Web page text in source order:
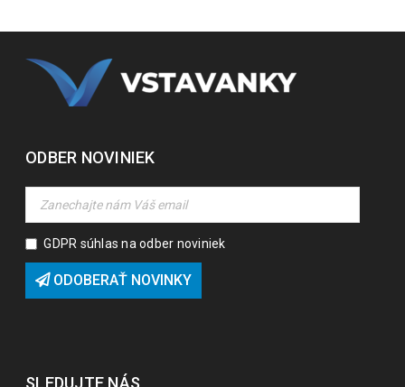
ODBER NOVINIEK
GDPR súhlas na odber noviniek
ODOBERAŤ NOVINKY
SLEDUJTE NÁS